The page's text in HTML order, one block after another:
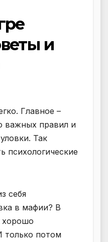
и
Главное –
важных правил и
уловки. Так
психологические
себя
в мафии? В
хорошо
только потом